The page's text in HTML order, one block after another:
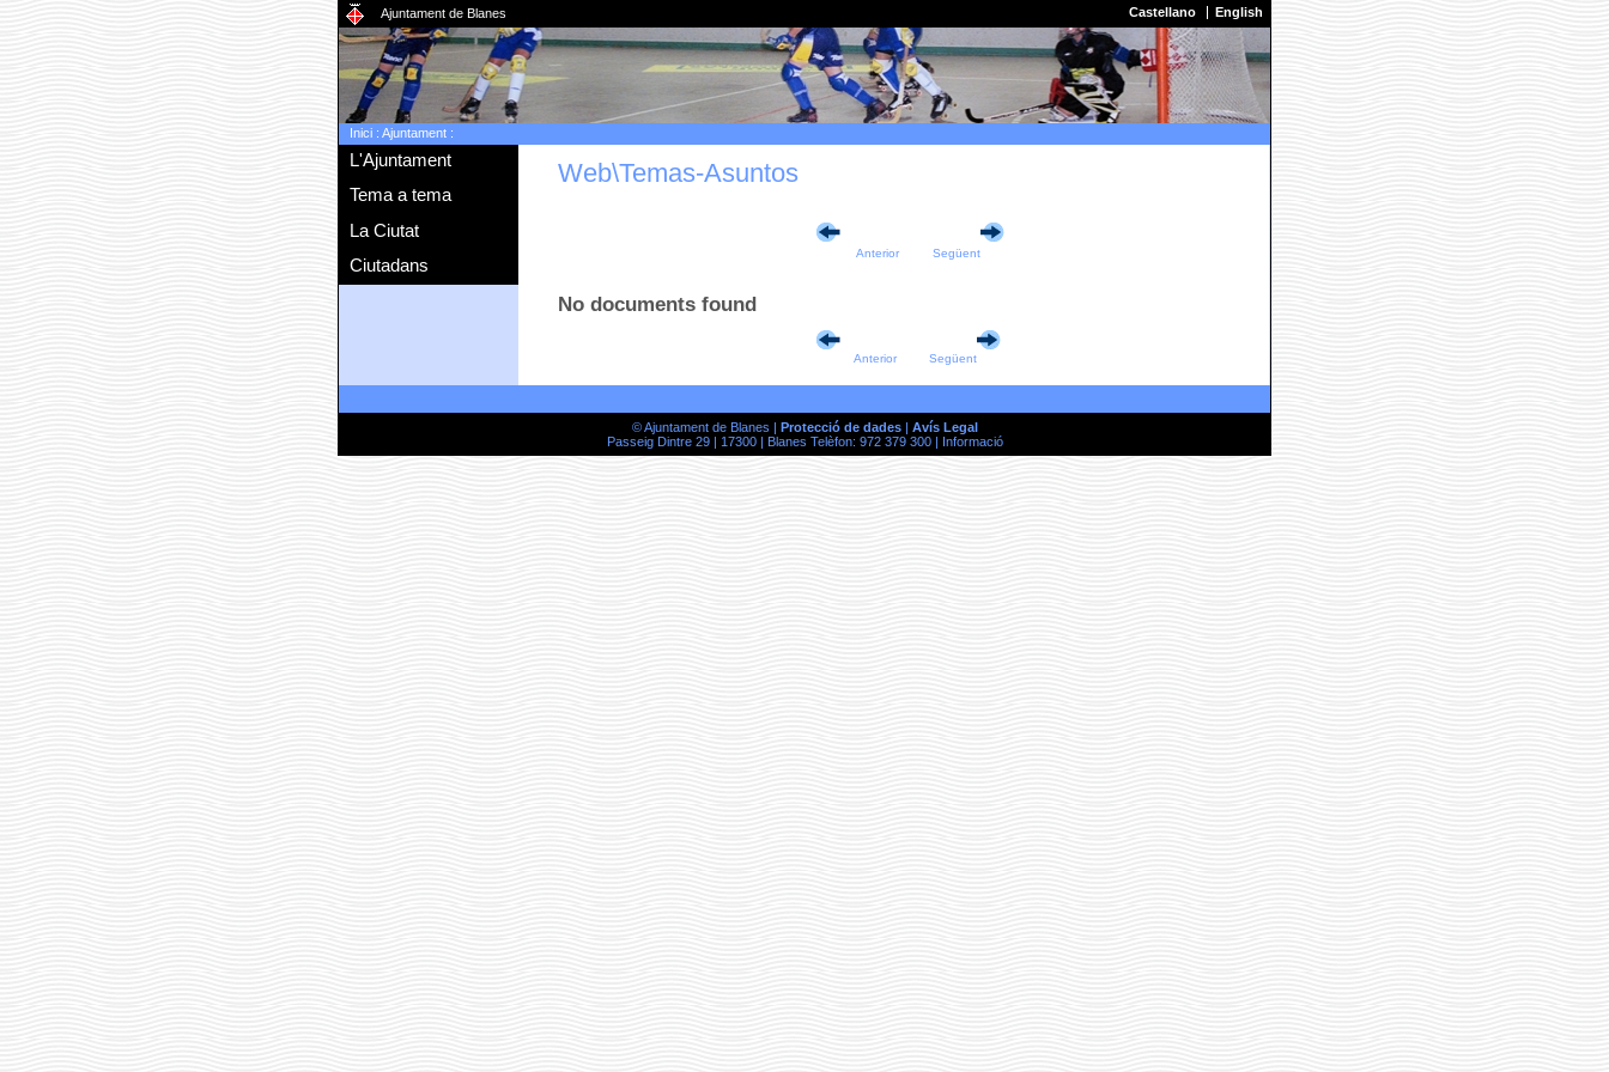
Ajuntament de Blanes Castellano English
Inici: Ajuntament:
L'Ajuntament
Tema a tema
La Ciutat
Ciutadans
Web\Temas-Asuntos
Anterior Següent
No documents found
Anterior Següent
© Ajuntament de Blanes | Protecció de dades| Avís Legal
Passeig Dintre 29 | 17300 | Blanes Telèfon: 972 379 300 | Informació